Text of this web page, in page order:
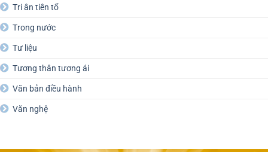
Tri ân tiên tổ
Trong nước
Tư liệu
Tương thân tương ái
Văn bản điều hành
Văn nghệ